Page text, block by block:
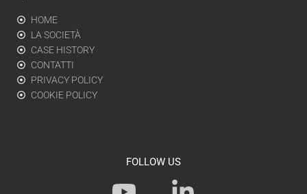
HOME
LA SOCIETÀ
CASE HISTORY
CONTATTI
PRIVACY POLICY
COOKIE POLICY
FOLLOW US
Y
L